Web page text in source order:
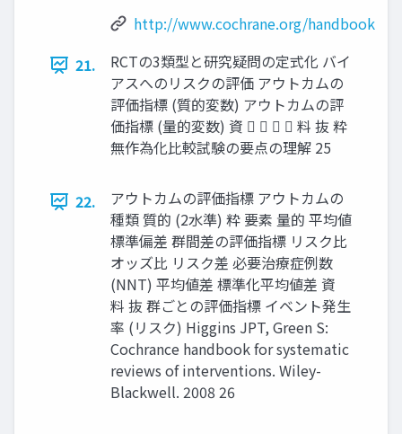
http://www.cochrane.org/handbook
21.
RCTの3類型と研究疑問の定式化 バイ
アスへのリスクの評価 アウトカムの
評価指標 (質的変数) アウトカムの評
価指標 (量的変数) 資     料 抜 粋
無作為化比較試験の要点の理解 25
22.
アウトカムの評価指標 アウトカムの
種類 質的 (2水準) 粋 要素 量的 平均値
標準偏差 群間差の評価指標 リスク比
オッズ比 リスク差 必要治療症例数
(NNT) 平均値差 標準化平均値差 資
料 抜 群ごとの評価指標 イベント発生
率 (リスク) Higgins JPT, Green S:
Cochrance handbook for systematic
reviews of interventions. Wiley-
Blackwell. 2008 26